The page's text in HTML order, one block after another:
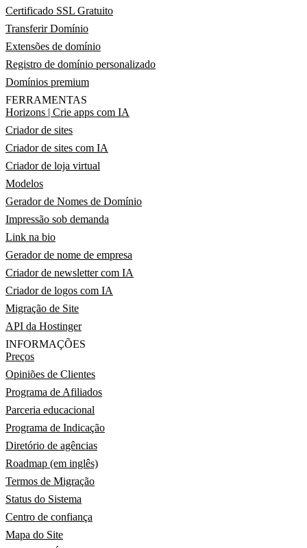
Certificado SSL Gratuito
Transferir Domínio
Extensões de domínio
Registro de domínio personalizado
Domínios premium
FERRAMENTAS
Horizons | Crie apps com IA
Criador de sites
Criador de sites com IA
Criador de loja virtual
Modelos
Gerador de Nomes de Domínio
Impressão sob demanda
Link na bio
Gerador de nome de empresa
Criador de newsletter com IA
Criador de logos com IA
Migração de Site
API da Hostinger
INFORMAÇÕES
Preços
Opiniões de Clientes
Programa de Afiliados
Parceria educacional
Programa de Indicação
Diretório de agências
Roadmap (em inglês)
Termos de Migração
Status do Sistema
Centro de confiança
Mapa do Site